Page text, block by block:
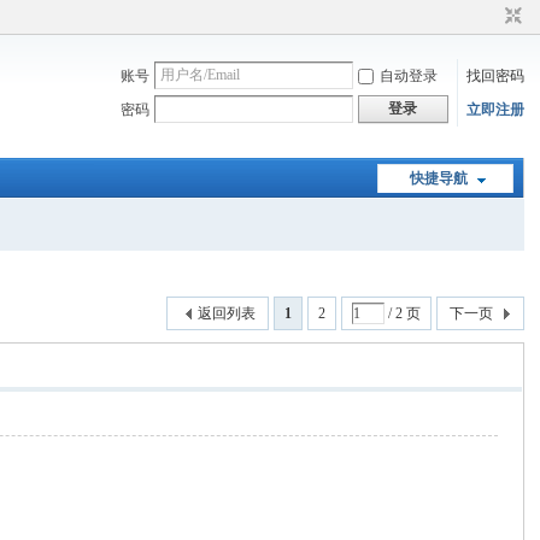
账号 自动登录
找回密码
密码
登录 立即注册
快捷导航
1 2 / 2 页 下一页
返回列表